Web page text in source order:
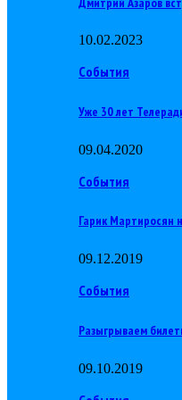
10.02.2023
События
Уже 30 лет
09.04.2020
События
Гарик Мартиросян
09.12.2019
События
Разыгрываем
09.10.2019